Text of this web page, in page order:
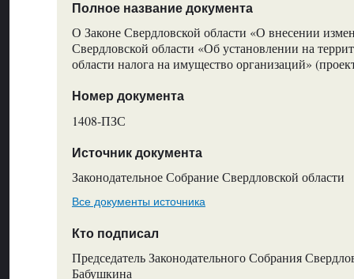
Полное название документа
О Законе Свердловской области «О внесении
Свердловской области «Об установлении на
области налога на имущество организаций»
Номер документа
1408-ПЗС
Источник документа
Законодательное Собрание Свердловской области
Все документы источника
Кто подписал
Председатель Законодательного Собрания
Бабушкина